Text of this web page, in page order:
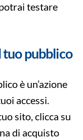
testare
tuo pubblico
è un’azione
accessi.
sito, clicca su
di acquisto